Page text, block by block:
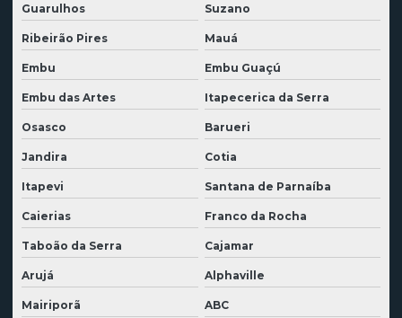
Empresa de desmontagem de instalações industriais
Empresa de desmonte de rocha
Empresa de desmonte de rocha a frio
Empresa especializada em desmontagem industrial
Empresa de locação de máquinas
Empresa de locação de máquinas pesadas
Empresas de demolição em são paulo
Escavadeira hidráulica para alugar
Escavadeira com rompedor locação
Guarulhos Suzano
Ribeirão Pires Mauá
Embu Embu Guaçú
Embu das Artes Itapecerica da Serra
Osasco Barueri
Jandira Cotia
Itapevi Santana de Parnaíba
Caierias Franco da Rocha
Taboão da Serra Cajamar
Arujá Alphaville
Mairiporã ABC